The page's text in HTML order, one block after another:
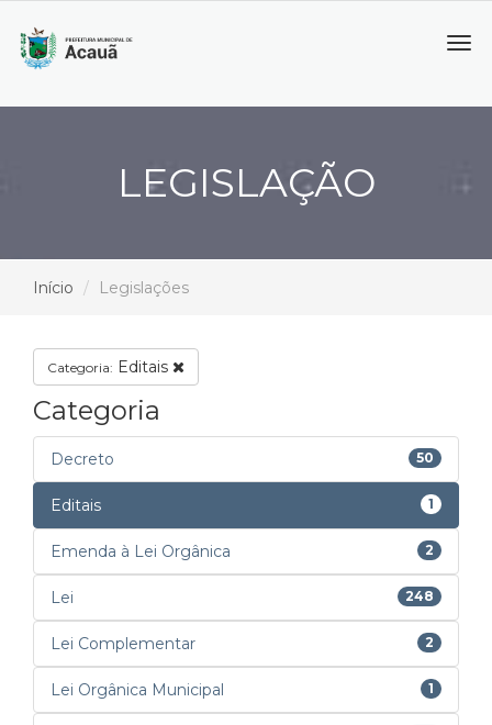
LEGISLAÇÃO
Início Legislações
Categoria: Editais
Categoria
Decreto 50
Editais 1
Emenda à Lei Orgânica 2
Lei 248
Lei Complementar 2
Lei Orgânica Municipal 1